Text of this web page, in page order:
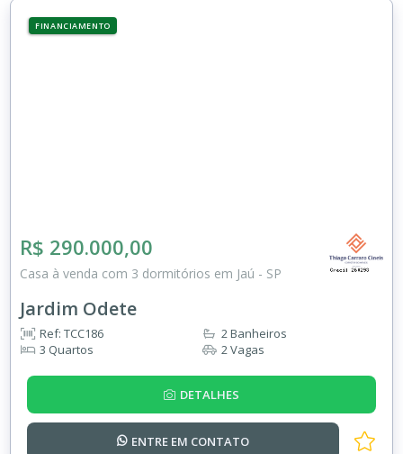
FINANCIAMENTO
R$ 290.000,00
Casa à venda com 3 dormitórios em Jaú - SP
Jardim Odete
Ref: TCC186
3 Quartos
2 Banheiros
2 Vagas
DETALHES
ENTRE EM CONTATO